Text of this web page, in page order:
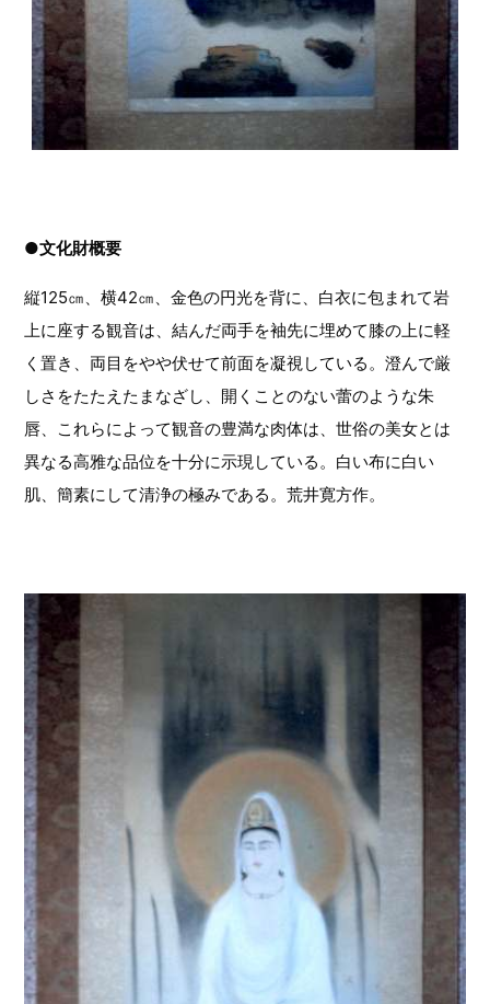
●文化財概要
縦125㎝、横42㎝、金色の円光を背に、白衣に包まれて岩
上に座する観音は、結んだ両手を袖先に埋めて膝の上に軽
く置き、両目をやや伏せて前面を凝視している。澄んで厳
しさをたたえたまなざし、開くことのない蕾のような朱
唇、これらによって観音の豊満な肉体は、世俗の美女とは
異なる高雅な品位を十分に示現している。白い布に白い
肌、簡素にして清浄の極みである。荒井寛方作。